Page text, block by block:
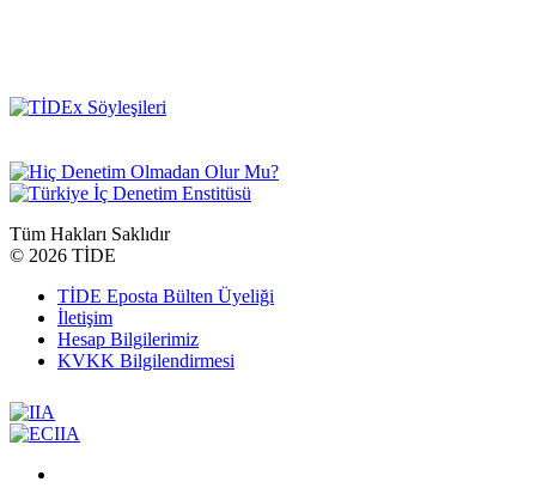
Tüm Hakları Saklıdır
© 2026 TİDE
TİDE Eposta Bülten Üyeliği
İletişim
Hesap Bilgilerimiz
KVKK Bilgilendirmesi